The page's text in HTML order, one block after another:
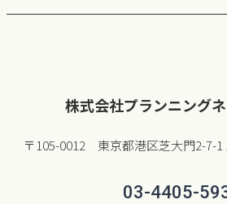
株式会社プランニング
〒105-0012 東京都港区芝大門2-7-1
03-4405-